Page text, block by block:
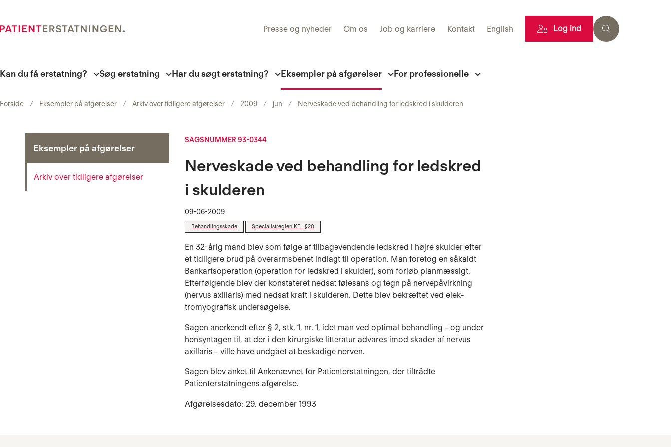
Presse og nyheder Om os Job og karriere Kontakt English Log ind
Kan du få erstatning? Søg erstatning Har du søgt erstatning? Eksempler på afgørelser For professionelle
Forside Eksempler på afgørelser Arkiv over tidligere afgørelser 2009 jun Nerveskade ved behandling for ledskred i skulderen
Eksempler på afgørelser
Arkiv over tidligere afgørelser
SAGSNUMMER 93-0344
Nerveskade ved behandling for ledskred
i skulderen
09-06-2009
Behandlingsskade Specialistreglen KEL §20
En 32-årig mand blev som følge af tilbagevendende ledskred i højre skulder efter
et tidligere brud på over­armsbenet indlagt til operation. Man foretog en såkaldt
Ban­kartsoperation (ope­ration for led­skred i skulder), som forløb planmæssigt.
Efter­føl­gende blev der konstateret ned­sat følesans og tegn på nervepå­virkning
(nervus axillaris) med ned­sat kraft i skulderen. Dette blev bekræftet ved elek­
tromyografisk un­dersøgelse.
Sagen anerkendt efter § 2, stk. 1, nr. 1, idet man ved optimal behandling - og un­der
hensyn­ta­gen til, at der i den kirurgiske litteratur ad­vares imod ska­der af nervus
axillaris - ville have undgået at beskadige nerven.
Sagen blev anket til Ankenæv­net for Patienterstatningen, der tiltrådte
Patienterstatningens af­gørelse.
Afgørelsesdato: 29. december 1993